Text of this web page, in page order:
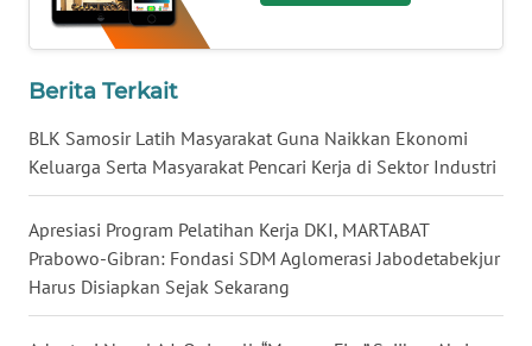
Berita Terkait
BLK Samosir Latih Masyarakat Guna Naikkan Ekonomi
Keluarga Serta Masyarakat Pencari Kerja di Sektor Industri
Apresiasi Program Pelatihan Kerja DKI, MARTABAT
Prabowo-Gibran: Fondasi SDM Aglomerasi Jabodetabekjur
Harus Disiapkan Sejak Sekarang
WN
WN
SULUT
WN
MALUKU
WN
MALUT